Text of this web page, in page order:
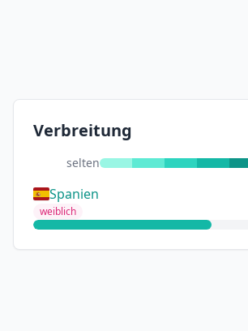
Verbreitung
selten
Spanien
weiblich